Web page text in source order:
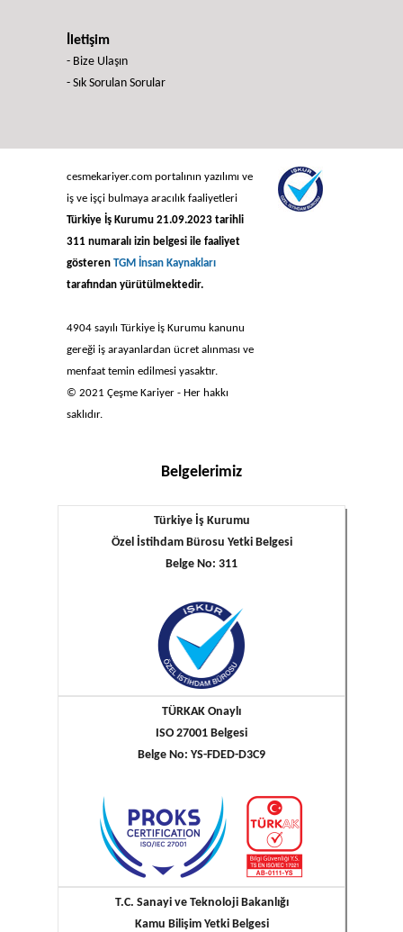
İletişim
- Bize Ulaşın
- Sık Sorulan Sorular
cesmekariyer.com portalının yazılımı ve
iş ve işçi bulmaya aracılık faaliyetleri
Türkiye İş Kurumu 21.09.2023 tarihli
311 numaralı izin belgesi ile faaliyet
gösteren TGM İnsan Kaynakları
tarafından yürütülmektedir.
4904 sayılı Türkiye İş Kurumu kanunu
gereği iş arayanlardan ücret alınması ve
menfaat temin edilmesi yasaktır.
© 2021 Çeşme Kariyer - Her hakkı
saklıdır.
Belgelerimiz
Türkiye İş Kurumu
Özel İstihdam Bürosu Yetki Belgesi
Belge No: 311
TÜRKAK Onaylı
ISO 27001 Belgesi
Belge No: YS-FDED-D3C9
T.C. Sanayi ve Teknoloji Bakanlığı
Kamu Bilişim Yetki Belgesi